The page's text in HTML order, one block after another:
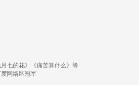
七的花》《痛苦算什么》等
网络区冠军